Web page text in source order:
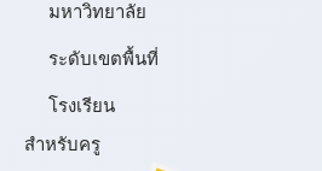
มหาวิทยาลัย
ระดับเขตพื้นที่
โรงเรียน
สำหรับครู